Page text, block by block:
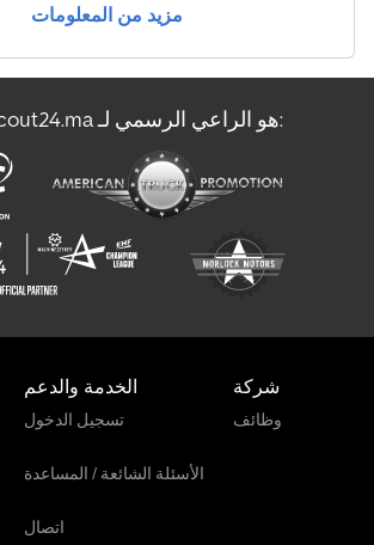
مزيد من المعلومات
TruckScout24.ma هو الراعي الرسمي لـ:
الخدمة والدعم
تسجيل الدخول
الأسئلة الشائعة / المساعدة
اتصال
شركة
وظائف